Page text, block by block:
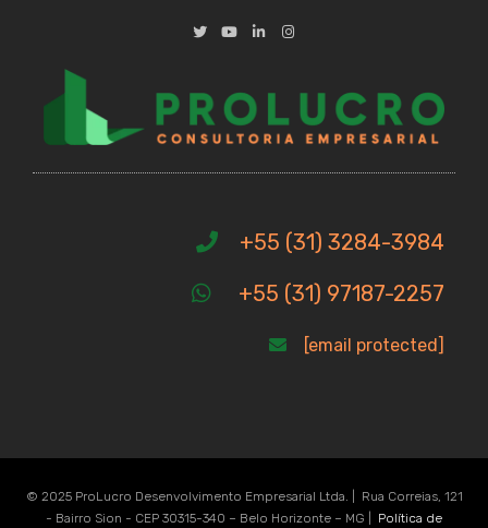
+55 (31) 3284-3984
+55 (31) 97187-2257
[email protected]
© 2025 ProLucro Desenvolvimento Empresarial Ltda. | Rua Correias, 121
- Bairro Sion - CEP 30315-340 – Belo Horizonte – MG | Política de